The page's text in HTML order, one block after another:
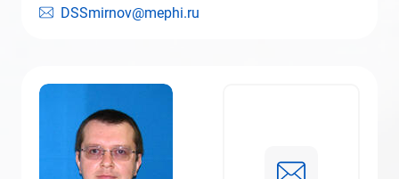
DSSmirnov@mephi.ru